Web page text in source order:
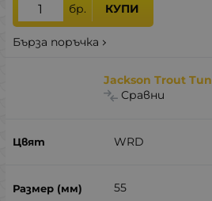
бр. КУПИ
Бърза поръчка
Jackson Trout
Сравни
WRD
55